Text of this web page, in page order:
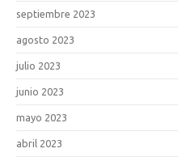
septiembre 2023
agosto 2023
julio 2023
junio 2023
mayo 2023
abril 2023